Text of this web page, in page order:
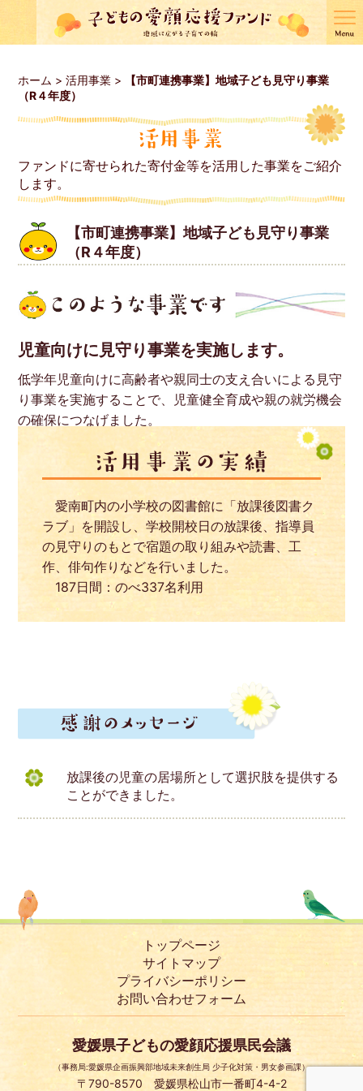
ホーム >活用事業 >
【市町連携事業】地域子ども見守り事業
（R４年度）
ファンドに寄せられた寄付金等を活用した事業をご紹介
します。
【市町連携事業】地域子ども見守り事業
（R４年度）
児童向けに見守り事業を実施します。
低学年児童向けに高齢者や親同士の支え合いによる見守
り事業を実施することで、児童健全育成や親の就労機会
の確保につなげました。
愛南町内の小学校の図書館に「放課後図書ク
ラブ」を開設し、学校開校日の放課後、指導員
の見守りのもとで宿題の取り組みや読書、工
作、俳句作りなどを行いました。
187日間：のべ337名利用
放課後の児童の居場所として選択肢を提供する
ことができました。
トップページ
サイトマップ
プライバシーポリシー
お問い合わせフォーム
愛媛県子どもの愛顔応援県民会議
（事務局:愛媛県企画振興部地域未来創生局 少子化対策・男女参画課）
〒790-8570 愛媛県松山市一番町4-4-2